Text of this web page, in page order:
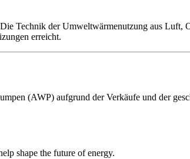
Technik der Umweltwärmenutzung aus
erreicht.
(AWP) aufgrund der Verkäufe und der
shape the future of energy.